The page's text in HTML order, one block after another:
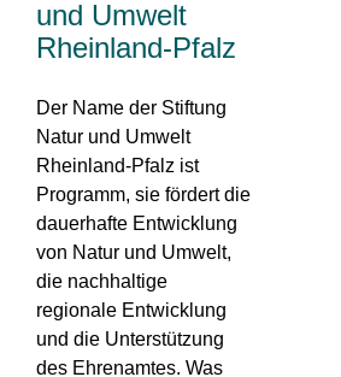
und Umwelt
Rheinland-Pfalz
Der Name der Stiftung
Natur und Umwelt
Rheinland-Pfalz ist
Programm, sie fördert die
dauerhafte Entwicklung
von Natur und Umwelt,
die nachhaltige
regionale Entwicklung
und die Unterstützung
des Ehrenamtes. Was